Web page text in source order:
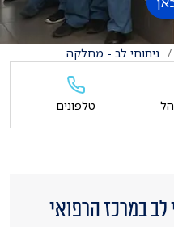
ניתוחי לב - מחלקה
במרכז הרפואי
טלפונים